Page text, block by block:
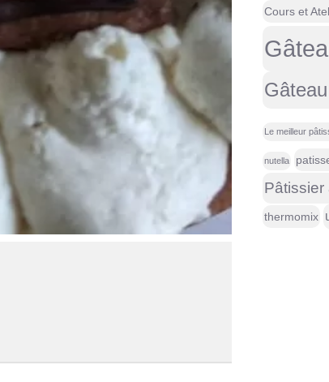
Cours et
Le meilleur
nutella
Pâtissier
thermomix